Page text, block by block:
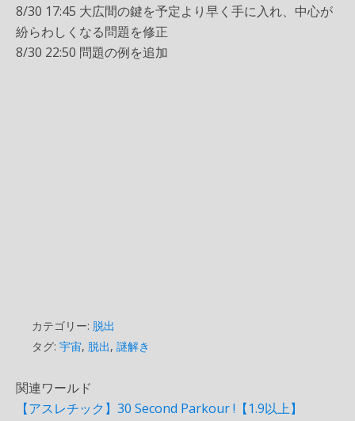
8/30 17:45 大広間の鍵を予定より早く手に入れ、中心が
紛らわしくなる問題を修正
8/30 22:50 問題の例を追加
カテゴリー: 脱出
タグ: 宇宙, 脱出, 謎解き
関連ワールド
【アスレチック】30 Second Parkour !【1.9以上】